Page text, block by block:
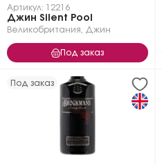
Артикул: 12216
Джин Silent Pool
Великобритания Джин
Под заказ
Под заказ